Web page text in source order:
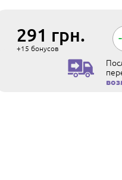
291 грн.
+15 бонусов
-